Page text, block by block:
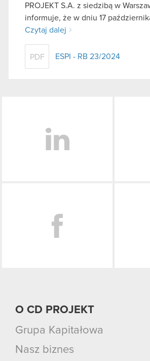
PROJEKT S.A. z siedzibą w
informuje, że w dniu 17
Czytaj dalej
PDF ESPI - RB 23/2024
O CD PROJEKT
Grupa Kapitałowa
Nasz biznes